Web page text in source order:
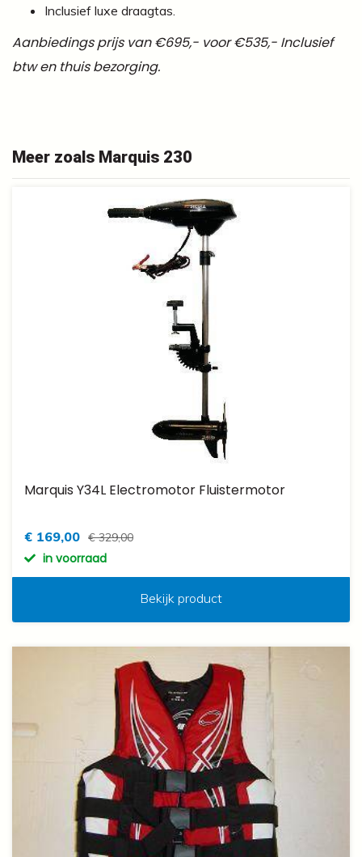
Inclusief luxe draagtas.
Aanbiedings prijs van €695,- voor €535,- Inclusief
btw en thuis bezorging.
Meer zoals Marquis 230
Marquis Y34L Electromotor Fluistermotor
€ 169,00 € 329,00
in voorraad
Bekijk product